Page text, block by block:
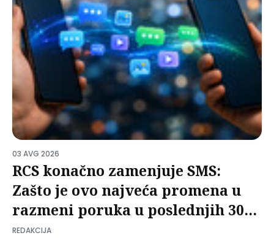
03 AVG 2026
RCS konačno zamenjuje SMS:
Zašto je ovo najveća promena u
razmeni poruka u poslednjih 30
godina?
REDAKCIJA